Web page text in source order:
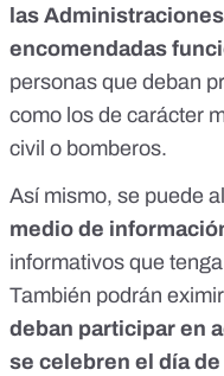
las
encomendadas
personas que deban
como los de carácter
civil o bomberos.
Así mismo, se puede
medio de
informativos que
También podrán
deban participar en
se celebren el día